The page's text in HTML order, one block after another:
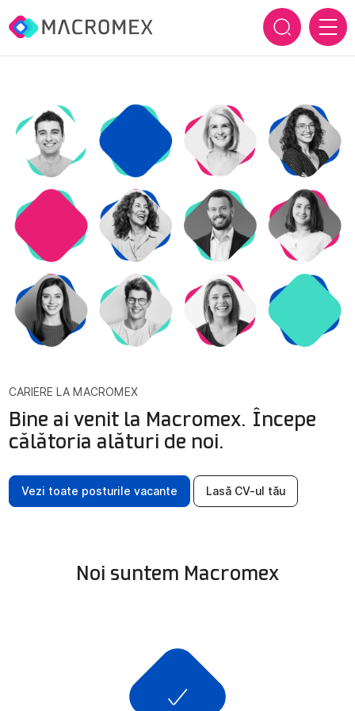
DESPRE NOI
Cine suntem
Cum inovăm
Istoric
BRANDURILE NOASTRE
SERVICII
SUSTENABILITATE
CARIERE
CONTACT
Shop online
Bocado
CARIERE LA MACROMEX
Bine ai venit la Macromex. Începe
călătoria alături de noi.
Vezi toate posturile vacante Lasă CV-ul tău
Noi suntem Macromex